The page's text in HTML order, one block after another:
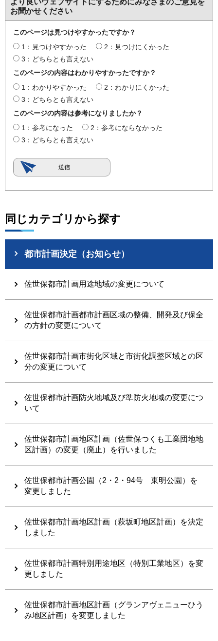
お聞かせください
このページは見つけやすかったですか？
1：見つけやすかった
2：見つけにくかった
3：どちらとも言えない
このページの内容はわかりやすかったですか？
1：わかりやすかった
2：わかりにくかった
3：どちらとも言えない
このページの内容は参考になりましたか？
1：参考になった
2：参考にならなかった
3：どちらとも言えない
同じカテゴリから探す
都市計画決定（お知らせ）
佐世保都市計画用途地域の変更について
佐世保都市計画都市計画区域の整備、開発及び保全
の方針の変更について
佐世保都市計画市街化区域と市街化調整区域との区
分の変更について
佐世保都市計画防火地域及び準防火地域の変更につ
いて
佐世保都市計画地区計画（佐世保つくも工業団地地
区計画）の変更（廃止）を行いました
佐世保都市計画公園（2・2・94号 東明公園）を
変更しました
佐世保都市計画地区計画（萩坂町地区計画）を決定
しました
佐世保都市計画特別用途地区（特別工業地区）を変
更しました
佐世保都市計画地区計画（グランアヴェニューひう
み地区計画）を変更しました